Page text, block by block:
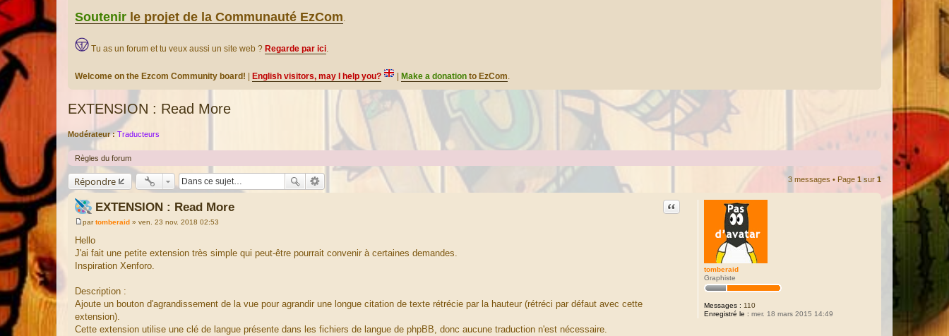
Soutenir le projet de la Communauté EzCom.
Tu as un forum et tu veux aussi un site web ? Regarde par ici.
Welcome on the Ezcom Community board! English visitors, may I help you? Make a donation to EzCom.
EXTENSION : Read More
Modérateur : Traducteurs
Règles du forum
Répondre 3 messages • Page 1 sur 1
tomberaid
Graphiste
Messages : 110
Enregistré le : mer. 18 mars 2015 14:49
EXTENSION : Read More Citation
M
e
s
s
g
partomberaid » ven. 23 nov. 2018 02:53
Hello
J'ai fait une petite extension très simple qui peut-être pourrait convenir à certaines demandes.
Inspiration Xenforo.
Description :
Ajoute un bouton d'agrandissement de la vue pour agrandir une longue citation de texte rétrécie par la hauteur (rétréci par défaut avec cette
extension).
Cette extension utilise une clé de langue présente dans les fichiers de langue de phpBB, donc aucune traduction n'est nécessaire.